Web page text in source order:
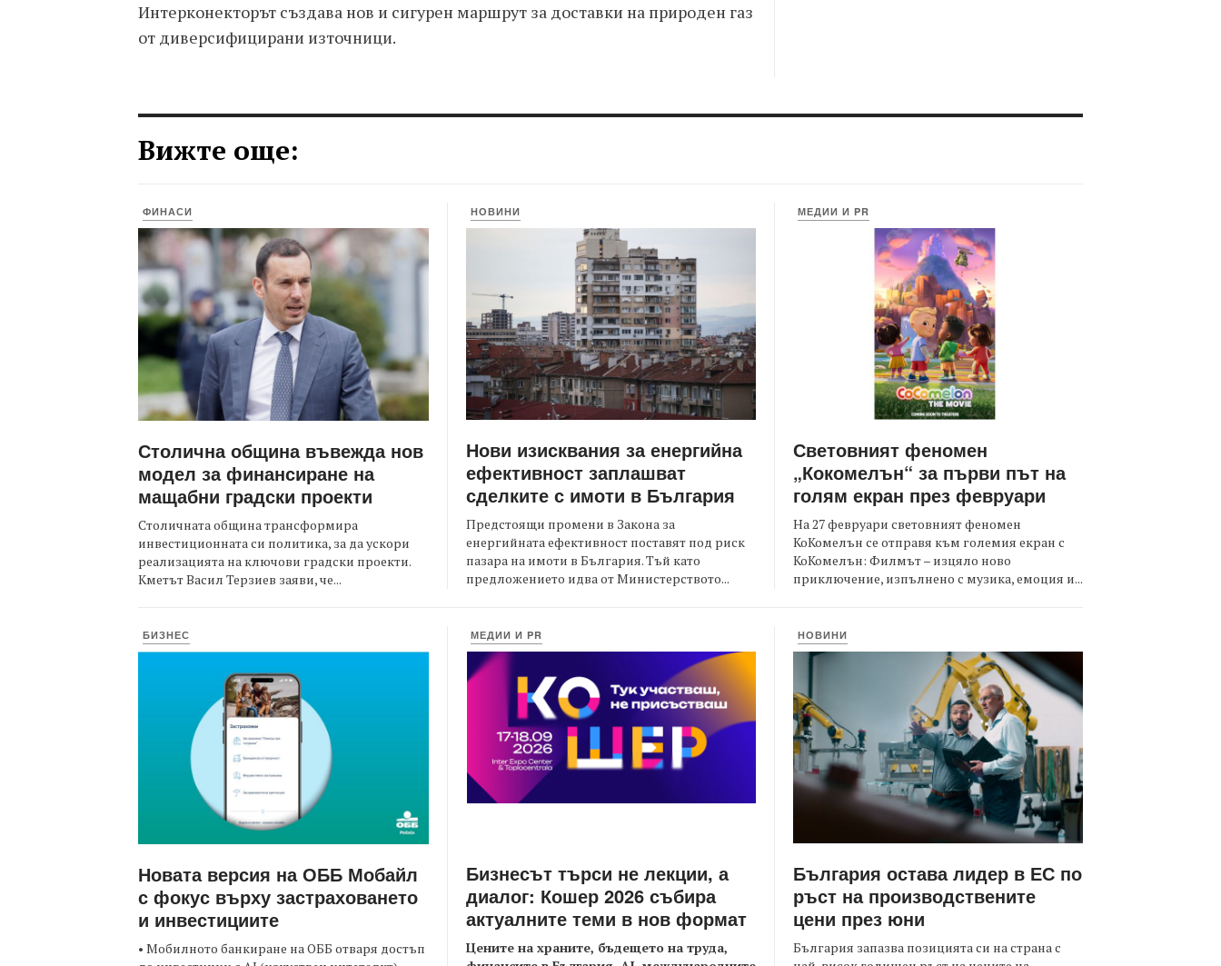
Интерконекторът създава нов и сигурен маршрут за доставки на природен газ
от диверсифицирани източници.
Вижте още:
ФИНАСИ
Столична община въвежда нов
модел за финансиране на
мащабни градски проекти
Столичната община трансформира
инвестиционната си политика, за да ускори
реализацията на ключови градски проекти.
Кметът Васил Терзиев заяви, че...
НОВИНИ
Нови изисквания за енергийна
ефективност заплашват
сделките с имоти в България
Предстоящи промени в Закона за
енергийната ефективност поставят под риск
пазара на имоти в България. Тъй като
предложението идва от Министерството...
МЕДИИ И PR
Световният феномен
„Кокомелън“ за първи път на
голям екран през февруари
На 27 февруари световният феномен
КоКомелън се отправя към големия екран с
КоКомелън: Филмът – изцяло ново
приключение, изпълнено с музика, емоция и...
БИЗНЕС
Новата версия на ОББ Мобайл
с фокус върху застраховането
и инвестициите
• Мобилното банкиране на ОББ отваря достъп
МЕДИИ И PR
Бизнесът търси не лекции, а
диалог: Кошер 2026 събира
актуалните теми в нов формат
Цените на храните, бъдещето на труда,
НОВИНИ
България остава лидер в ЕС по
ръст на производствените
цени през юни
България запазва позицията си на страна с